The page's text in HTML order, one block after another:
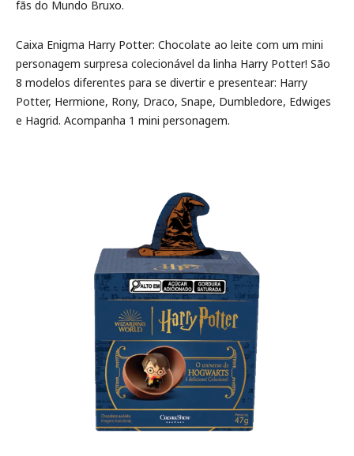
fãs do Mundo Bruxo.
Caixa Enigma Harry Potter: Chocolate ao leite com um mini
personagem surpresa colecionável da linha Harry Potter! São
8 modelos diferentes para se divertir e presentear: Harry
Potter, Hermione, Rony, Draco, Snape, Dumbledore, Edwiges
e Hagrid. Acompanha 1 mini personagem.